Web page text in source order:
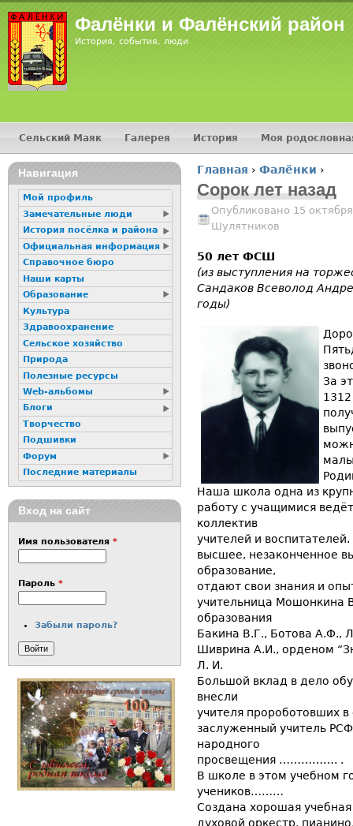
Фалёнки и Фалёнский район
История, события, люди
Вы здесь
Главная › Фалёнки ›
Сорок лет назад
Опубликовано 15
Шулятников
50 лет ФСШ
(из выступления на
Сандаков Всеволод
годы)
За
Наша школа одна из
работу с учащимися
коллектив
учителей и
высшее, незаконченное
образование,
отдают свои знания и
учительница Мошонкина
образования
Бакина В.Г., Ботова А.Ф.,
Шиврина А.И., орденом
Л. И.
Большой вклад в дело
внесли
учителя пророботовших
заслуженный учитель
народного
просвещения ……………. .
В школе в этом учебном
учеников………
Создана хорошая
духовой оркестр,
Главное меню
Сельский Маяк Галерея История Моя
16+
Навигация
Мой профиль
Замечательные люди
История посёлка и района
Официальная информация
Справочное бюро
Наши карты
Образование
Культура
Здравоохранение
Сельское хозяйство
Природа
Полезные ресурсы
Web-альбомы
Блоги
Творчество
Подшивки
Форум
Последние материалы
Вход на сайт
Имя пользователя *
Пароль *
Забыли пароль?